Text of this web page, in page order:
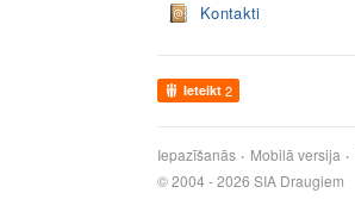
Kontakti
Ieteikt 2
Iepazīšanās Mobilā versija
© 2004 - 2026 SIA Draugiem